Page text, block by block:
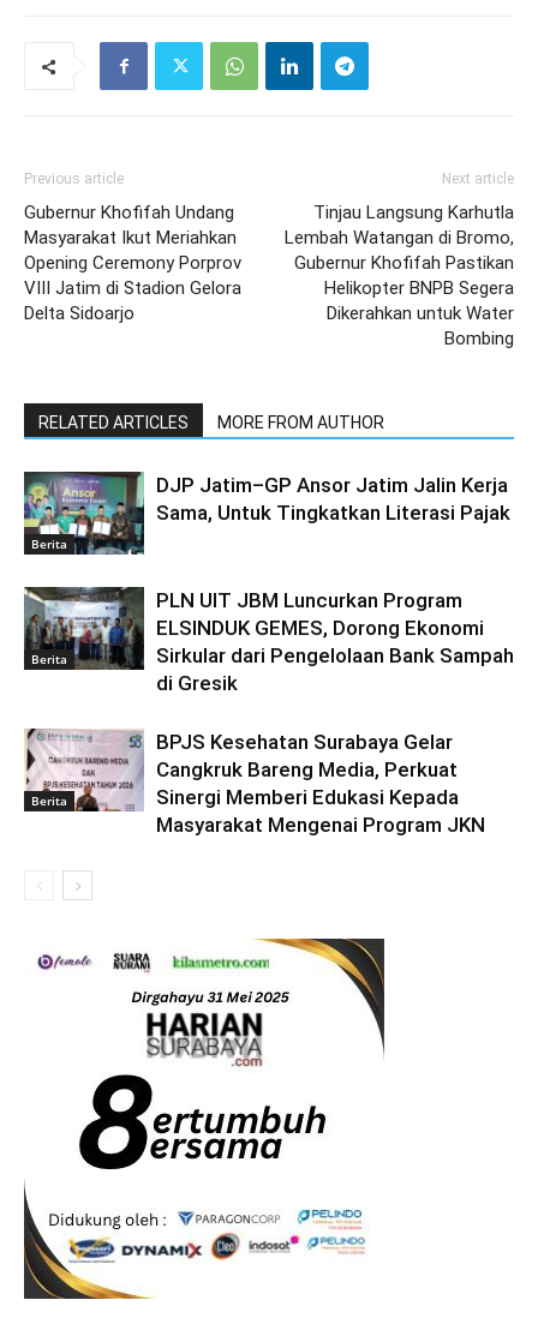
Previous article
Gubernur Khofifah Undang
Masyarakat Ikut Meriahkan
Opening Ceremony Porprov
VIII Jatim di Stadion Gelora
Delta Sidoarjo
Next article
Tinjau Langsung Karhutla
Lembah Watangan di Bromo,
Gubernur Khofifah Pastikan
Helikopter BNPB Segera
Dikerahkan untuk Water
Bombing
RELATED ARTICLES MORE FROM AUTHOR
Berita
DJP Jatim–GP Ansor Jatim Jalin Kerja
Sama, Untuk Tingkatkan Literasi Pajak
Berita
PLN UIT JBM Luncurkan Program
ELSINDUK GEMES, Dorong Ekonomi
Sirkular dari Pengelolaan Bank Sampah
di Gresik
Berita
BPJS Kesehatan Surabaya Gelar
Cangkruk Bareng Media, Perkuat
Sinergi Memberi Edukasi Kepada
Masyarakat Mengenai Program JKN